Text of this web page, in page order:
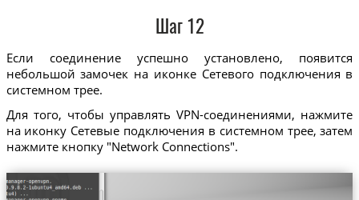
Шаг 12
Если соединение успешно установлено, появится
небольшой замочек на иконке Сетевого подключения в
системном трее.
Для того, чтобы управлять VPN-соединениями, нажмите
на иконку Сетевые подключения в системном трее, затем
нажмите кнопку "Network Connections".